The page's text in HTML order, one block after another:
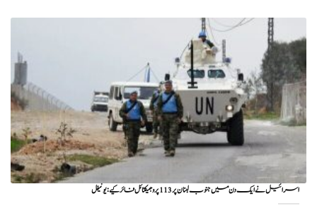
اسرائیل نے ایک دن میں جنوب لبنان پر 113 پروجیکٹائل فائر کیے: یونیفل